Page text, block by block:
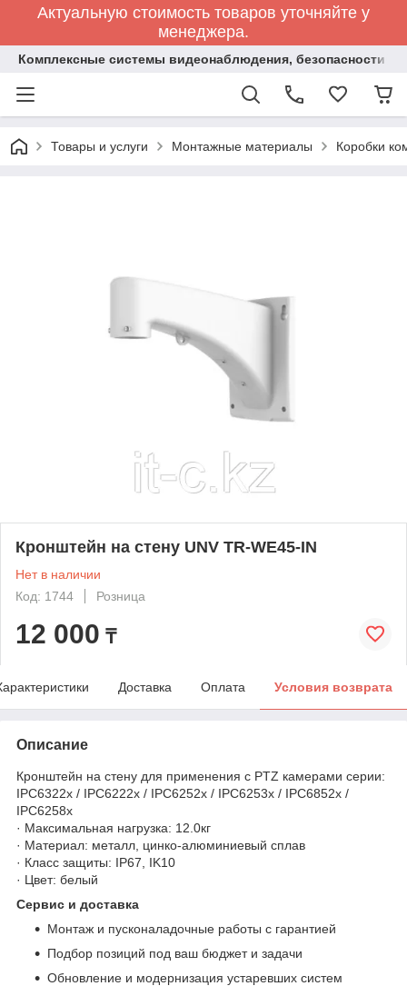
Актуальную стоимость товаров уточняйте у
менеджера.
Комплексные системы видеонаблюдения, безопасности и
Товары и услуги Монтажные материалы Коробки
Кронштейн на стену UNV TR-WE45-IN
Нет в наличии
Код: 1744
Розница
12 000 ₸
Доставка Оплата Условия возврата
Описание
Кронштейн на стену для применения с PTZ камерами серии:
IPC6322x / IPC6222x / IPC6252x / IPC6253x / IPC6852x /
IPC6258x
· Максимальная нагрузка: 12.0кг
· Материал: металл, цинко-алюминиевый сплав
· Класс защиты: IP67, IK10
· Цвет: белый
Сервис и доставка
Монтаж и пусконаладочные работы с гарантией
Подбор позиций под ваш бюджет и задачи
Обновление и модернизация устаревших систем